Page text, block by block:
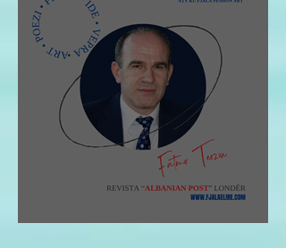
Fatmir Terziu: Shqipja